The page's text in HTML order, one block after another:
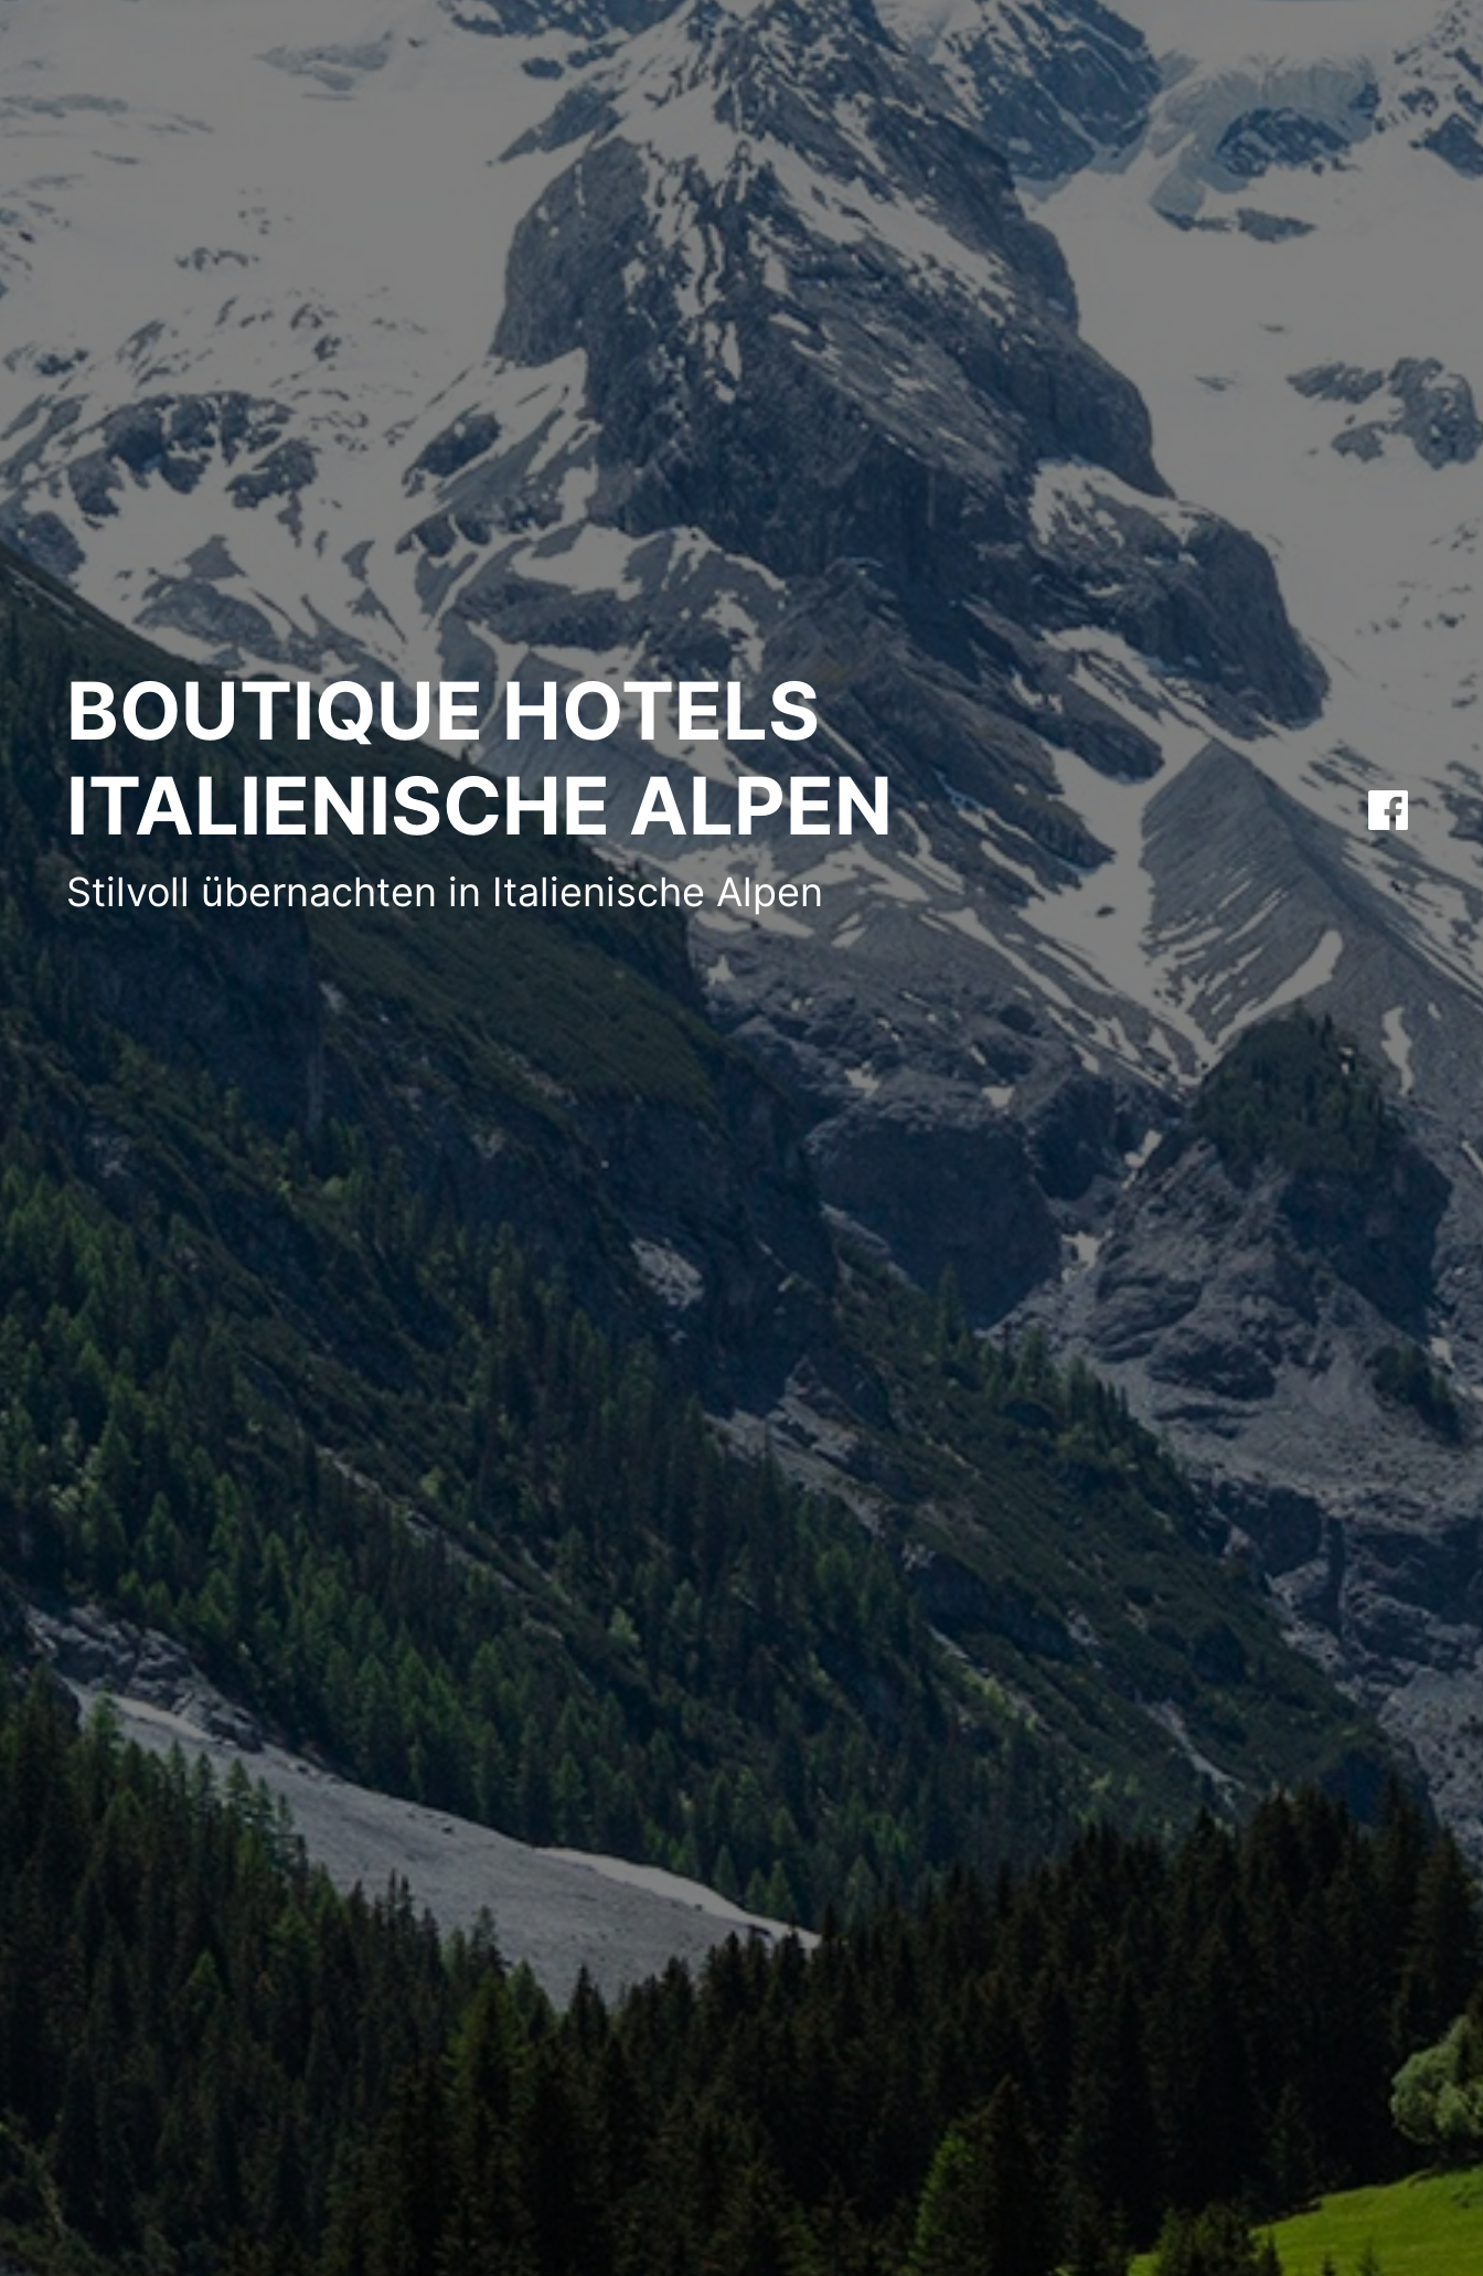
BOUTIQUE HOTELS
ITALIENISCHE ALPEN
Stilvoll übernachten in Italienische Alpen